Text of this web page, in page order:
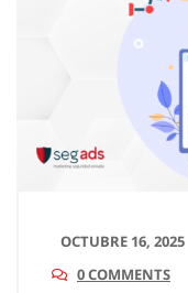
OCTUBRE 16, 2025
0 COMMENTS